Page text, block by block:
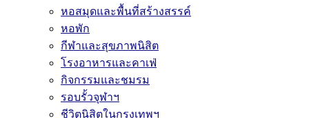
หอสมุดและพื้นที่สร้างสรรค์
หอพัก
กีฬาและสุขภาพนิสิต
โรงอาหารและคาเฟ่
กิจกรรมและชมรม
รอบรั้วจุฬาฯ
ชีวิตนิสิตในกรุงเทพฯ